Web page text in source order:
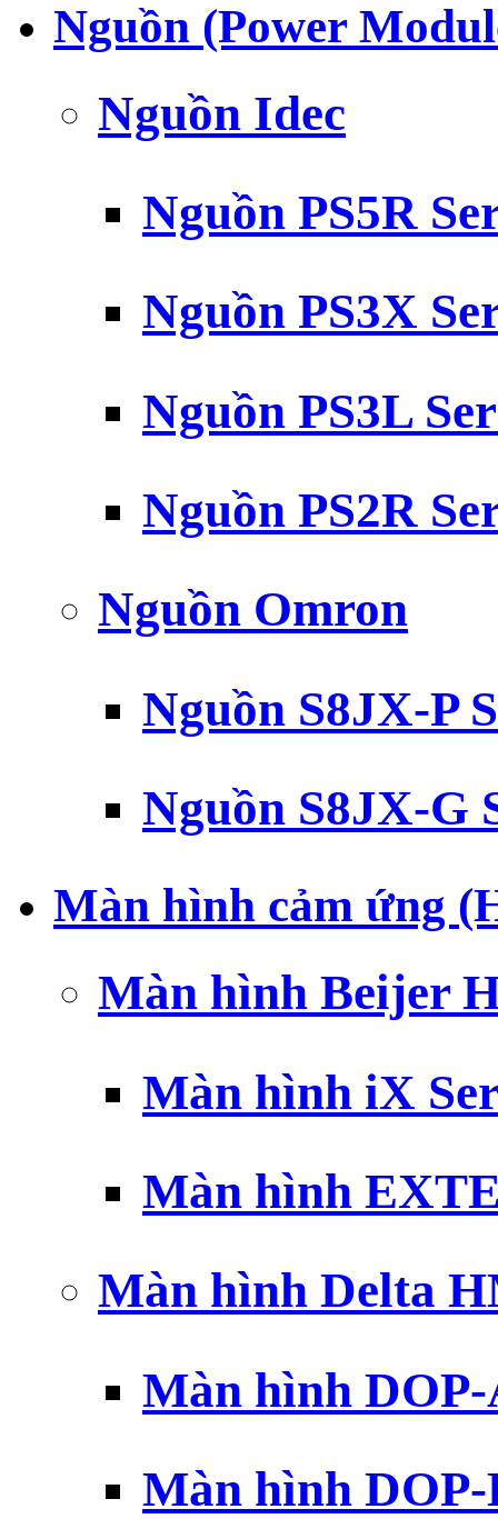
Nguồn (Power
Nguồn Idec
Nguồn PS5R
Nguồn PS3X
Nguồn PS3L
Nguồn PS2R
Nguồn Omron
Nguồn S8JX-P
Nguồn S8JX-G
Màn hình cảm ứng
Màn hình Beijer
Màn hình iX
Màn hình
Màn hình Delta
Màn hình DOP-
Màn hình DOP-